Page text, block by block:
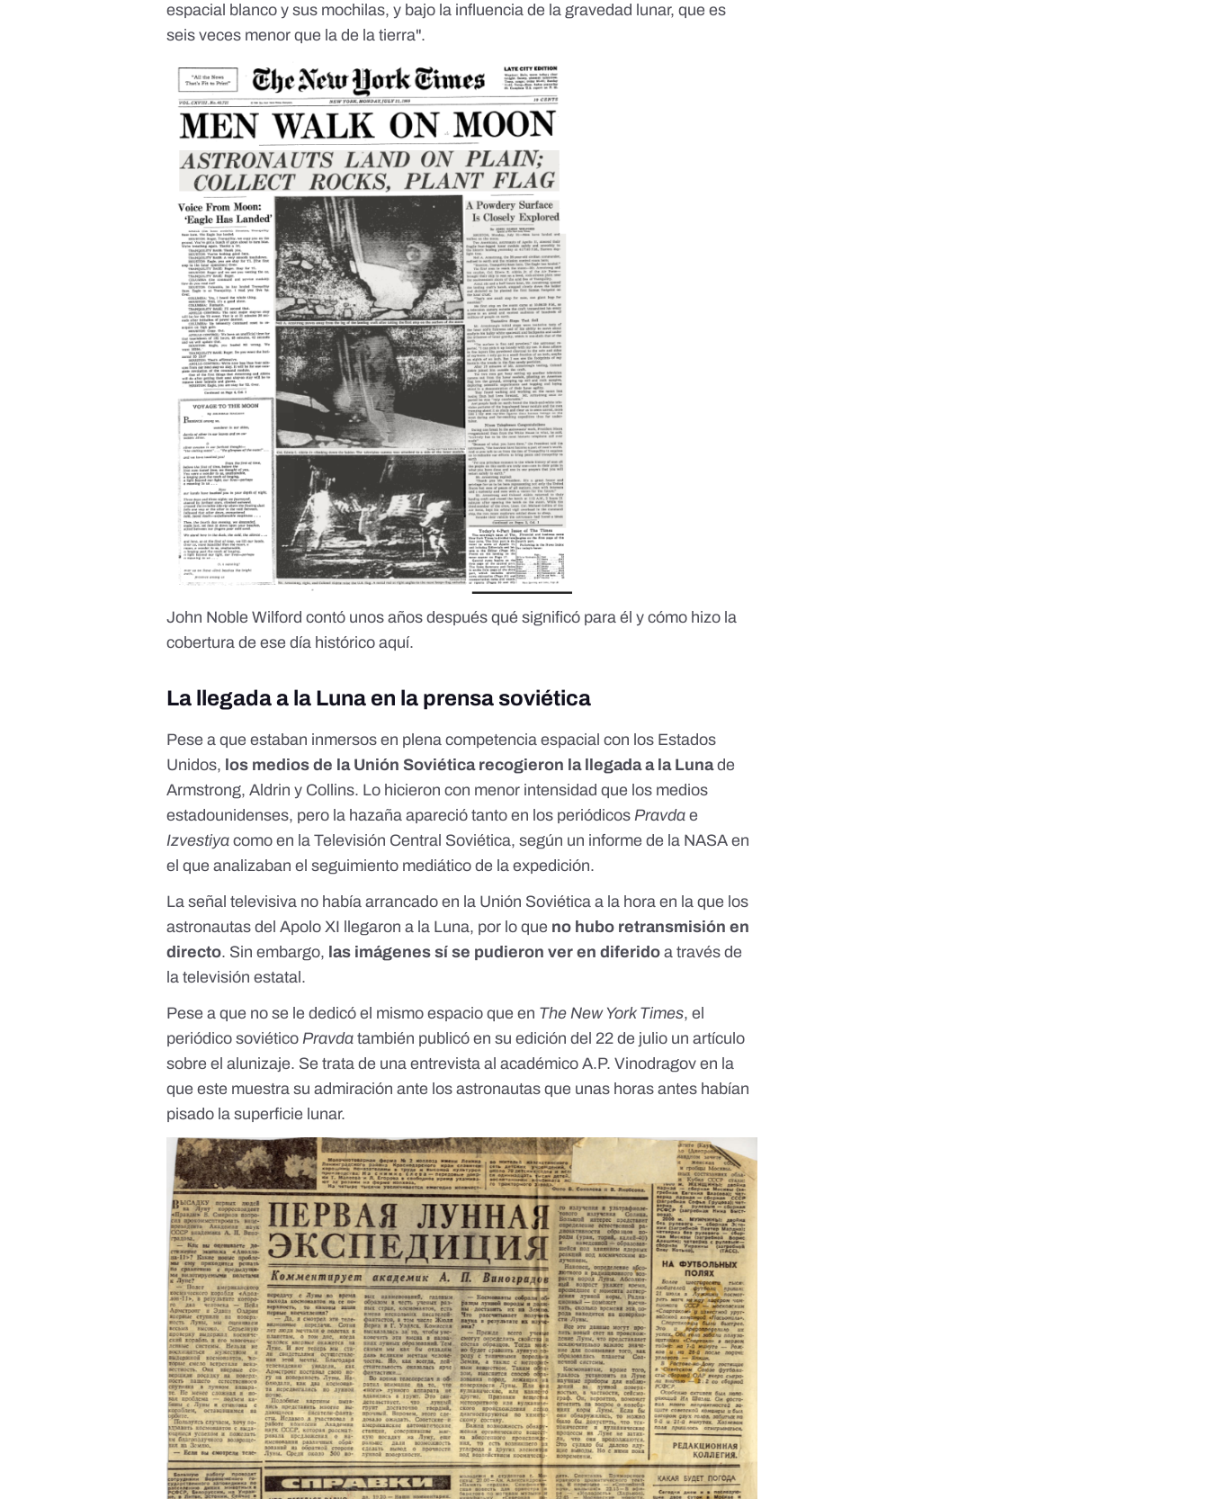
espacial blanco y sus mochilas, y bajo la influencia de la gravedad lunar, que es
seis veces menor que la de la tierra".
John Noble Wilford contó unos años después qué significó para él y cómo hizo la
cobertura de ese día históricoaquí.
La llegada a la Luna en la prensa soviética
Pese a que estaban inmersos en plena competencia espacial con los Estados
Unidos, los medios de la Unión Soviética recogieron la llegada a la Lunade
Armstrong, Aldrin y Collins. Lo hicieron con menor intensidad que los medios
estadounidenses, pero la hazaña apareció tanto en los periódicosPravda e
Izvestiya como en la Televisión Central Soviética, según un informe de la NASAen
el que analizaban el seguimiento mediático de la expedición.
La señal televisiva no había arrancado en la Unión Soviética a la hora en la que los
astronautas del Apolo XI llegaron a la Luna, por lo que no hubo retransmisión en
directo. Sin embargo, las imágenes sí se pudieron ver en diferido a través de
la televisión estatal.
Pese a que no se le dedicó el mismo espacio que en The New York Times, el
periódico soviéticoPravda también publicó en su edición del 22 de julio un artículo
sobre el alunizaje. Se trata de una entrevista al académico A.P. Vinodragov en la
que este muestra su admiración ante los astronautas que unas horas antes habían
pisado la superficie lunar.